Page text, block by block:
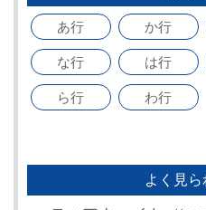
あ行 か行
な行 は行
ら行 わ行
よく見